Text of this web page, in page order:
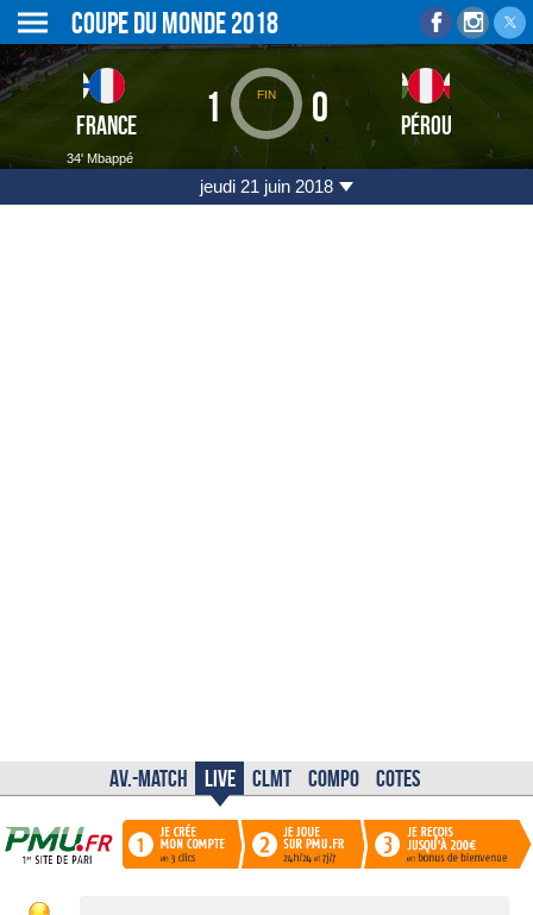
Coupe du monde 2018
FRANCE 1 FIN 0 PÉROU
34' Mbappé
jeudi 21 juin 2018